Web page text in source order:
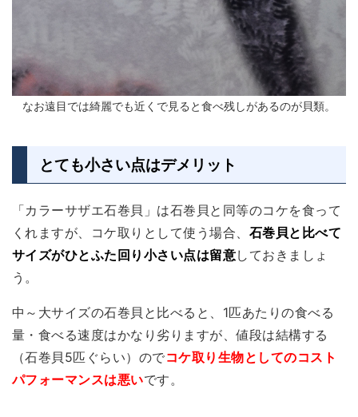
なお遠目では綺麗でも近くで見ると食べ残しがあるのが貝類。
とても小さい点はデメリット
「カラーサザエ石巻貝」は石巻貝と同等のコケを食って
くれますが、コケ取りとして使う場合、 石巻貝と比べて
サイズがひとふた回り小さい点は留意しておきましょ
う。
中～大サイズの石巻貝と比べると、1匹あたりの食べる
量・食べる速度はかなり劣りますが、値段は結構する
（石巻貝5匹ぐらい）のでコケ取り生物としてのコスト
パフォーマンスは悪いです。